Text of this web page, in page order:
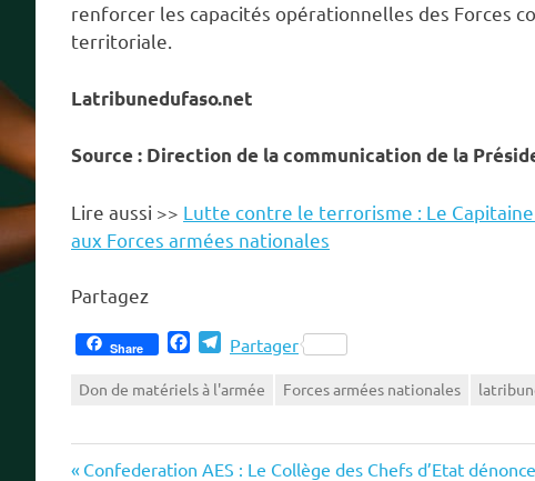
renforcer les capacités opérationnelles des Forces
territoriale.
Latribunedufaso.net
Source : Direction de la communication de la
Lire aussi >> Lutte contre le terrorisme : Le
aux Forces armées nationales
Partagez
Share FacebookTelegram
Partager
Don de matériels à l'armée Forces armées nationales
Previous
Confederation AES : Le Collège des Chefs d’Etat